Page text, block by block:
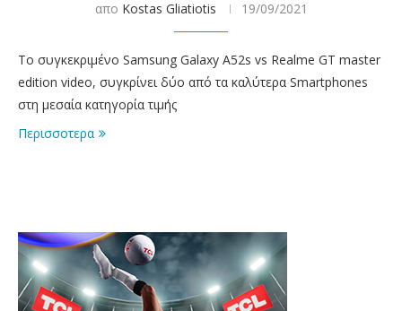
απο Kostas Gliatiotis 19/09/2021
Το συγκεκριμένο Samsung Galaxy A52s vs Realme GT master
edition video, συγκρίνει δύο από τα καλύτερα Smartphones
στη μεσαία κατηγορία τιμής
Περισσοτερα